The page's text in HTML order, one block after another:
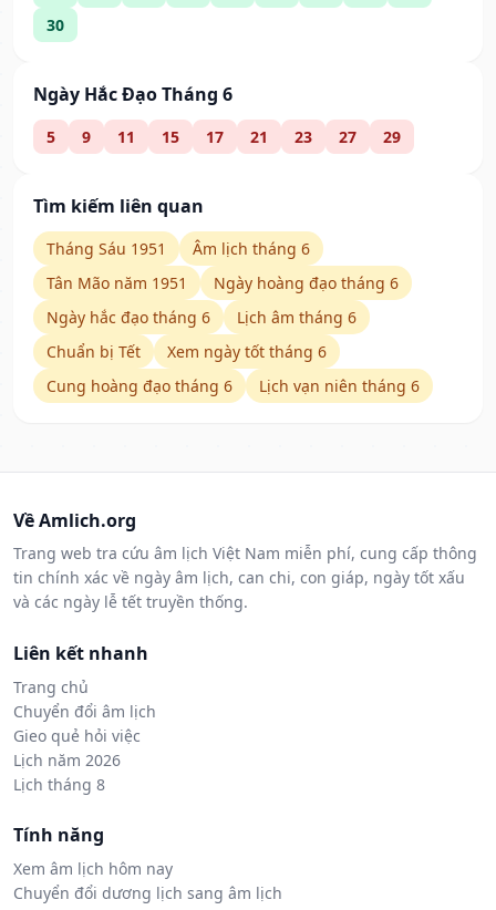
30
Ngày Hắc Đạo Tháng 6
5 9 11 15 17 21 23 27 29
Tìm kiếm liên quan
Tháng Sáu 1951
Âm lịch tháng 6
Tân Mão năm 1951
Ngày hoàng đạo tháng 6
Ngày hắc đạo tháng 6
Lịch âm tháng 6
Chuẩn bị Tết
Xem ngày tốt tháng 6
Cung hoàng đạo tháng 6
Lịch vạn niên tháng 6
Về Amlich.org
Trang web tra cứu âm lịch Việt Nam miễn phí, cung cấp thông
tin chính xác về ngày âm lịch, can chi, con giáp, ngày tốt xấu
và các ngày lễ tết truyền thống.
Liên kết nhanh
Trang chủ
Chuyển đổi âm lịch
Gieo quẻ hỏi việc
Lịch năm 2026
Lịch tháng 8
Tính năng
Xem âm lịch hôm nay
Chuyển đổi dương lịch sang âm lịch